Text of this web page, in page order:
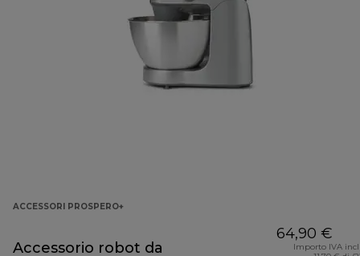
ACCESSORI PROSPERO+
Accessorio robot da
64,90 €
Importo IVA